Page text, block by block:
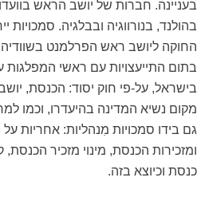
בעניינה. חברות של יושב הראש
בהולנד, בנורווגיה ובבלגיה. סמכויות
החוקה ליושב ראש הפרלמנט
בתום התייעצויות עם ראשי
בישראל, על-פי חוק יסוד: הכנסת,
מקום נשיא המדינה בהיעדרו, וכמו
גם בידו סמכויות מִנהליות: אחריות
ומזכירות הכנסת, מינוי מזכיר
כנסת וכיוצא בזה.